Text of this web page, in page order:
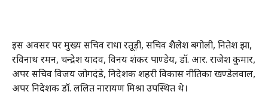
इस अवसर पर मुख्य सचिव राधा रतूड़ी, सचिव शैलेश बगोली, नितेश झा,
रविनाथ रमन, चन्द्रेश यादव, विनय शंकर पाण्डेय, डॉ. आर. राजेश कुमार,
अपर सचिव विजय जोगदंडे, निदेशक शहरी विकास नीतिका खण्डेलवाल,
अपर निदेशक डॉ. ललित नारायण मिश्रा उपस्थित थे।